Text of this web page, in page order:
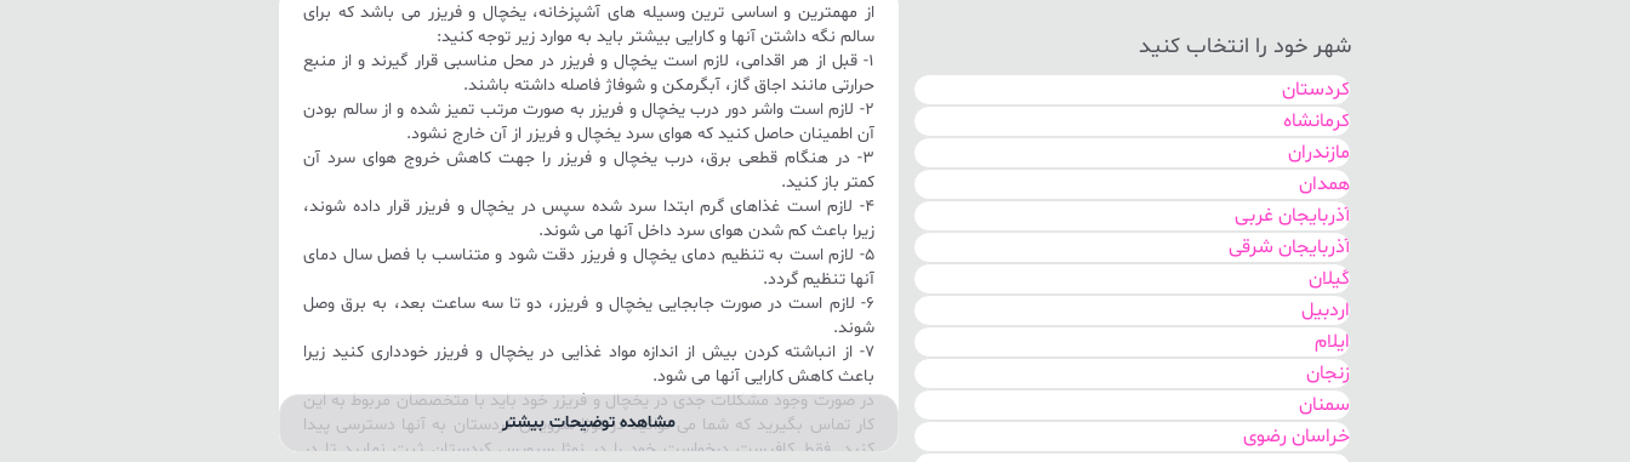
شهر خود را انتخاب کنید
کردستان
کرمانشاه
مازندران
همدان
آذربایجان غربی
آذربایجان شرقی
گیلان
اردبیل
ایلام
زنجان
سمنان
خراسان رضوی
از مهمترین و اساسی ترین وسیله های آشپزخانه، یخچال و فریزر می باشد که برای
سالم نگه داشتن آنها و کارایی بیشتر باید به موارد زیر توجه کنید:
1- قبل از هر اقدامی، لازم است یخچال و فریزر در محل مناسبی قرار گیرند و از منبع
حرارتی مانند اجاق گاز، آبگرمکن و شوفاژ فاصله داشته باشند.
2- لازم است واشر دور درب یخچال و فریزر به صورت مرتب تمیز شده و از سالم بودن
آن اطمینان حاصل کنید که هوای سرد یخچال و فریزر از آن خارج نشود.
3- در هنگام قطعی برق، درب یخچال و فریزر را جهت کاهش خروج هوای سرد آن
کمتر باز کنید.
4- لازم است غذاهای گرم ابتدا سرد شده سپس در یخچال و فریزر قرار داده شوند،
زیرا باعث کم شدن هوای سرد داخل آنها می شوند.
5- لازم است به تنظیم دمای یخچال و فریزر دقت شود و متناسب با فصل سال دمای
آنها تنظیم گردد.
6- لازم است در صورت جابجایی یخچال و فریزر، دو تا سه ساعت بعد، به برق وصل
شوند.
7- از انباشته کردن بیش از اندازه مواد غذایی در یخچال و فریزر خودداری کنید زیرا
باعث کاهش کارایی آنها می شود.
در صورت وجود مشکلات جدی در یخچال و فریزر خود باید با متخصصان مربوط به این
کار تماس بگیرید که شما می توانید در نوژا سرویس کردستان به آنها دسترسی پیدا
کنید. فقط کافیست درخواست خود را در نوژا سرویس کردستان ثبت نمایید تا در
مشاهده توضیحات بیشتر